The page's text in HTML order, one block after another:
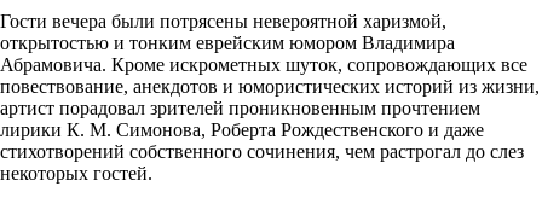
Гости вечера были потрясены невероятной харизмой,
открытостью и тонким еврейским юмором Владимира
Абрамовича. Кроме искрометных шуток, сопровождающих все
повествование, анекдотов и юмористических историй из жизни,
артист порадовал зрителей проникновенным прочтением
лирики К. М. Симонова, Роберта Рождественского и даже
стихотворений собственного сочинения, чем растрогал до слез
некоторых гостей.